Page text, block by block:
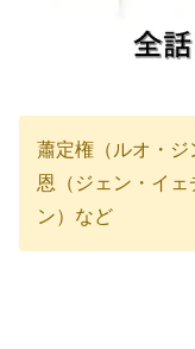
蕭定権（ルオ・
恩（ジェン・イ
ン）など